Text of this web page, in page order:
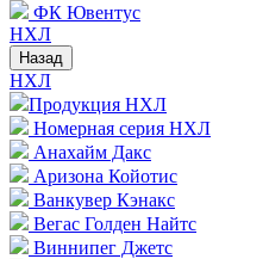
ФК Ювентус
НХЛ
Назад
НХЛ
Продукция НХЛ
Номерная серия НХЛ
Анахайм Дакс
Аризона Койотис
Ванкувер Кэнакс
Вегас Голден Найтс
Виннипег Джетс